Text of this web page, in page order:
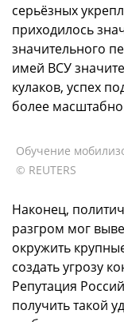
серьёзных
приходилось
значительного
имей ВСУ
кулаков, успех
более
Обучение
© REUTERS
Наконец,
разгром мог
окружить
создать угрозу
Репутация
получить такой